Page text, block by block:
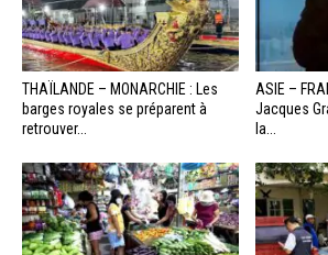
THAÏLANDE – MONARCHIE : Les
barges royales se préparent à
retrouver...
ASIE –
Jacques
la...